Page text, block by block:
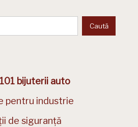
bijuterii auto
pentru industrie
de siguranță